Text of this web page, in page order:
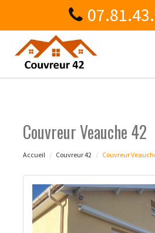
Couvreur Veauche 42
Accueil Couvreur 42 Couvreur